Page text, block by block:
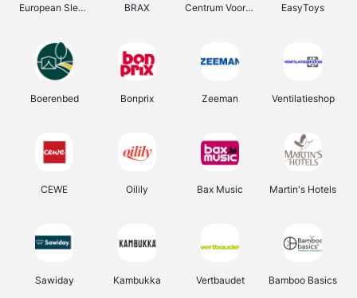
European Sleeper BRAX Centrum Voor Avondonderwijs EasyToys
Boerenbed Bonprix Zeeman Ventilatieshop
CEWE Oilily Bax Music Martin's Hotels
Sawiday Kambukka Vertbaudet Bamboo Basics